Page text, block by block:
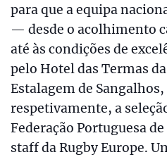
para que a equipa
— desde o acolhimento
até às condições de
pelo Hotel das Termas
Estalagem de
respetivamente, a
Federação Portuguesa
staff da Rugby Europe.